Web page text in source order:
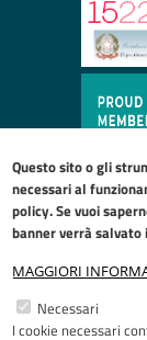
Questo sito o gli
necessari al
policy. Se vuoi
banner verrà
MAGGIORI
Necessari
I cookie necessari